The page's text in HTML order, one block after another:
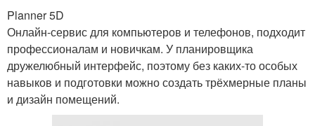
Planner 5D
Онлайн-сервис для компьютеров и телефонов, подходит
профессионалам и новичкам. У планировщика
дружелюбный интерфейс, поэтому без каких-то особых
навыков и подготовки можно создать трёхмерные планы
и дизайн помещений.